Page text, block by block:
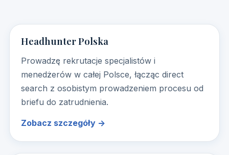
Headhunter Polska
Prowadzę rekrutacje specjalistów i
menedżerów w całej Polsce, łącząc direct
search z osobistym prowadzeniem procesu od
briefu do zatrudnienia.
Zobacz szczegóły →